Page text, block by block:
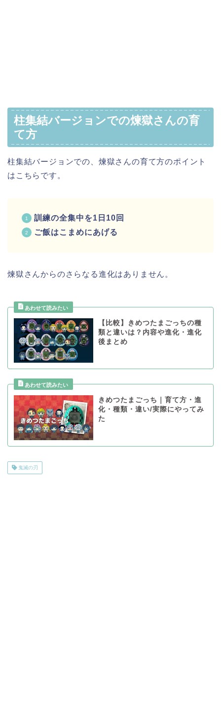
柱集結バージョンでの煉獄さんの育
て方
柱集結バージョンでの、煉獄さんの育て方のポイント
はこちらです。
訓練の全集中を1日10回
ご飯はこまめにあげる
煉獄さんからのさらなる進化はありません。
【比較】きめつたまごっちの種
類と違いは？内容や進化・進化
後まとめ
きめつたまごっち｜育て方・進
化・種類・違い/実際にやってみ
た
鬼滅の刃